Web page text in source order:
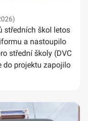
středních škol letos
a nastoupilo
střední školy (DVC
do projektu zapojilo